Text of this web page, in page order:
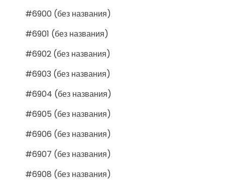
#6900 (без названия)
#6901 (без названия)
#6902 (без названия)
#6903 (без названия)
#6904 (без названия)
#6905 (без названия)
#6906 (без названия)
#6907 (без названия)
#6908 (без названия)